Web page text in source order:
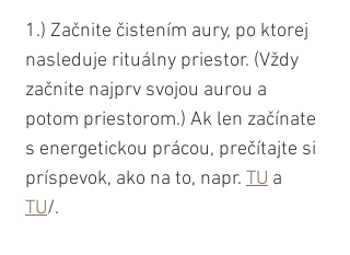
1.) Začnite čistením aury, po ktorej
nasleduje rituálny priestor. (Vždy
začnite najprv svojou aurou a
potom priestorom.) Ak len začínate
s energetickou prácou, prečítajte si
príspevok, ako na to, napr. TU a
TU/.